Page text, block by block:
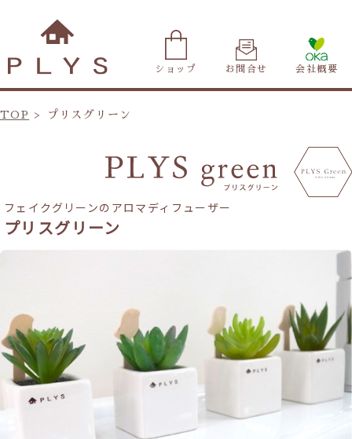
ショップ お問合せ 会社概要
TOP プリスグリーン
フェイクグリーンのアロマディフューザー
プリスグリーン